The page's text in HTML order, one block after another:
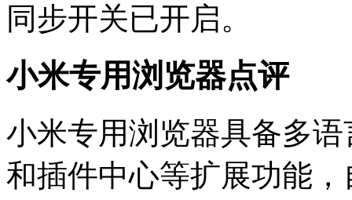
同步开关已开启。
小米专用浏览器点评
小米专用浏览器具备多
和插件中心等扩展功能